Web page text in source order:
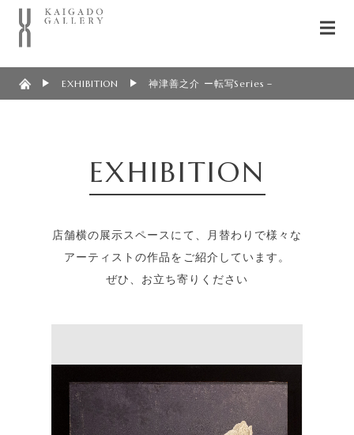
EXHIBITION 神津善之介 ー転写Series－
EXHIBITION
店舗横の展示スペースにて、月替わりで様々な
アーティストの作品をご紹介しています。
ぜひ、お立ち寄りください